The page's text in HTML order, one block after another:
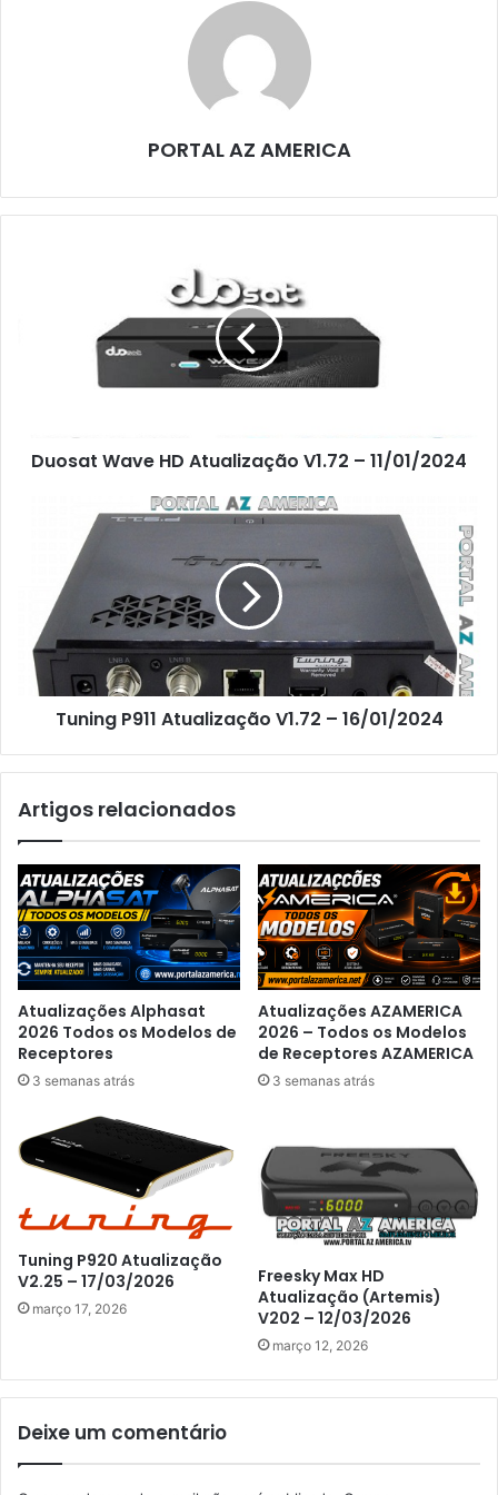
PORTAL AZ AMERICA
Duosat Wave HD Atualização V1.72 – 11/01/2024
Tuning P911 Atualização V1.72 – 16/01/2024
Artigos relacionados
Atualizações Alphasat
2026 Todos os Modelos de
Receptores
3 semanas atrás
Atualizações AZAMERICA
2026 – Todos os Modelos
de Receptores AZAMERICA
3 semanas atrás
Tuning P920 Atualização
V2.25 – 17/03/2026
março 17, 2026
Freesky Max HD
Atualização (Artemis)
V202 – 12/03/2026
março 12, 2026
Deixe um comentário